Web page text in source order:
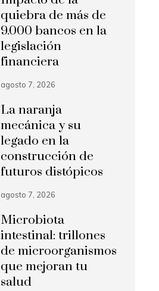
quiebra de más de
9.000 bancos en la
legislación
financiera
agosto 7, 2026
La naranja
mecánica y su
legado en la
construcción de
futuros distópicos
agosto 7, 2026
Microbiota
intestinal: trillones
de microorganismos
que mejoran tu
salud